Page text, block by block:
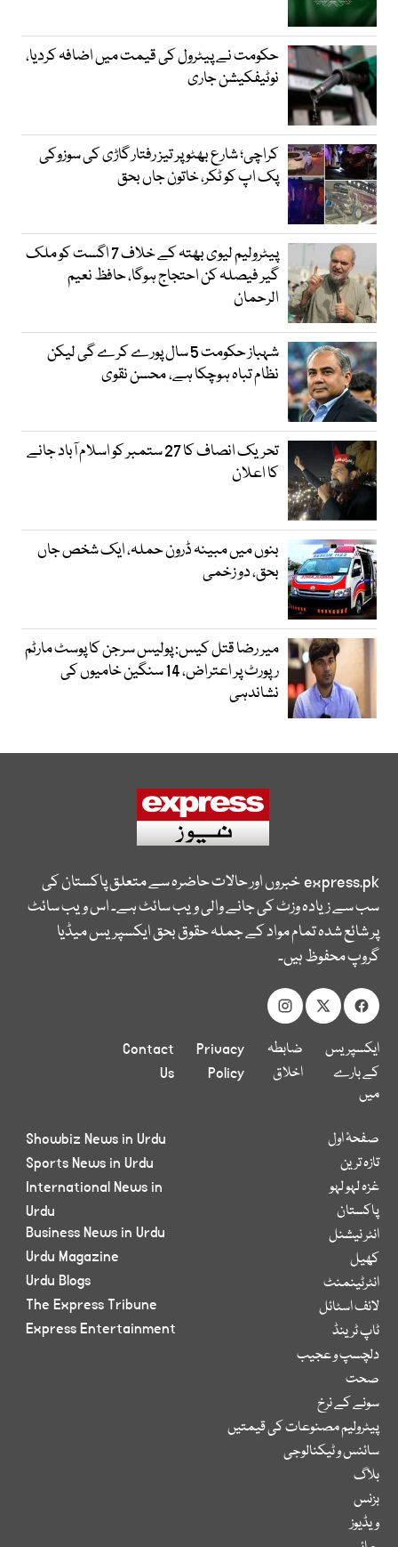
حکومت نے پیٹرول کی قیمت میں اضافہ کردیا،
نوٹیفکیشن جاری
کراچی؛ شارع بھٹو پر تیز رفتار گاڑی کی سوزوکی
پک اپ کو ٹکر، خاتون جاں بحق
پیٹرولیم لیوی بھتہ کے خلاف 7 اگست کو ملک
گیر فیصلہ کن احتجاج ہوگا، حافظ نعیم
الرحمان
شہباز حکومت 5 سال پورے کرے گی لیکن
نظام تباہ ہوچکا ہے، محسن نقوی
تحریک انصاف کا 27 ستمبر کو اسلام آباد جانے
کا اعلان
بنوں میں مبینہ ڈرون حملہ، ایک شخص جاں
بحق، دو زخمی
میر رضا قتل کیس: پولیس سرجن کا پوسٹ مارٹم
رپورٹ پر اعتراض، 14 سنگین خامیوں کی
نشاندہی
express.pkخبروں اور حالات حاضرہ سے متعلق پاکستان کی
سب سے زیادہ وزٹ کی جانے والی ویب سائٹ ہے۔ اس ویب سائٹ
پر شائع شدہ تمام مواد کے جملہ حقوق بحق ایکسپریس میڈیا
گروپ محفوظ ہیں۔
ایکسپریس
کے بارے
میں
ضابطہ
اخلاق
Privacy
Policy
Contact
Us
صفحۂ اول
تازہ ترین
غزہ لہو لہو
پاکستان
انٹر نیشنل
کھیل
انٹرٹینمنٹ
لائف اسٹائل
ٹاپ ٹرینڈ
دلچسپ و عجیب
صحت
سونے کے نرخ
پیٹرولیم مصنوعات کی قیمتیں
سائنس و ٹیکنالوجی
بلاگ
بزنس
ویڈیوز
Showbiz News in Urdu
Sports News in Urdu
International News in
Urdu
Business News in Urdu
Urdu Magazine
Urdu Blogs
The Express Tribune
Express Entertainment